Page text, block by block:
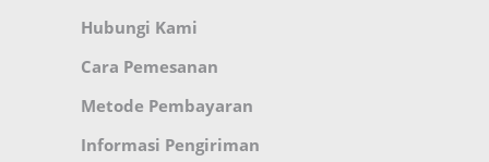
Hubungi Kami
Cara Pemesanan
Metode Pembayaran
Informasi Pengiriman